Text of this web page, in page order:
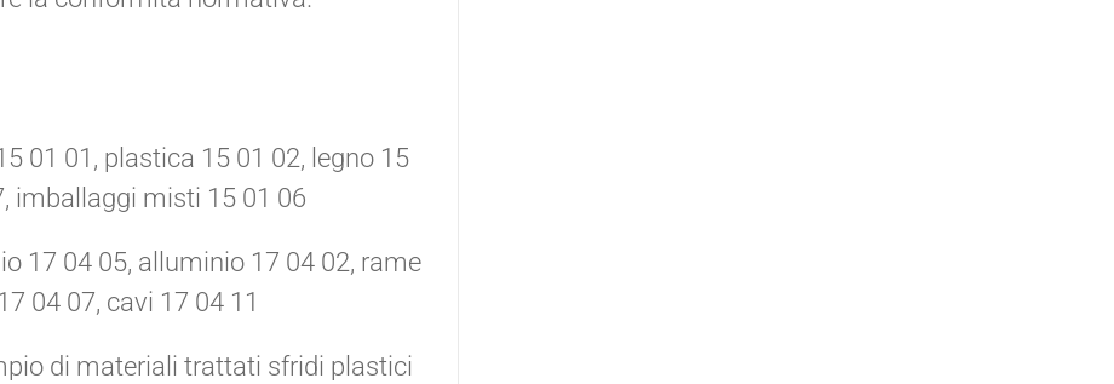
01 01, plastica 15 01 02, legno 15
imballaggi misti 15 01 06
17 04 05, alluminio 17 04 02, rame
04 07, cavi 17 04 11
di materiali trattati sfridi plastici